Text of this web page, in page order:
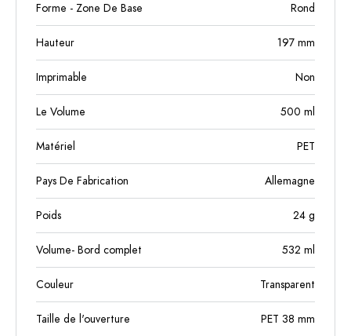
Forme - Zone De Base Rond
Hauteur 197 mm
Imprimable Non
Le Volume 500 ml
Matériel PET
Pays De Fabrication Allemagne
Poids 24 g
Volume- Bord complet 532 ml
Couleur Transparent
Taille de l'ouverture PET 38 mm